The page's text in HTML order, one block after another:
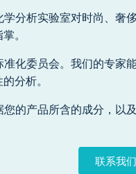
学分析实验室对时尚、奢
。
准化委员会。我们的专家
分析。
您的产品所含的成分，以
联系我